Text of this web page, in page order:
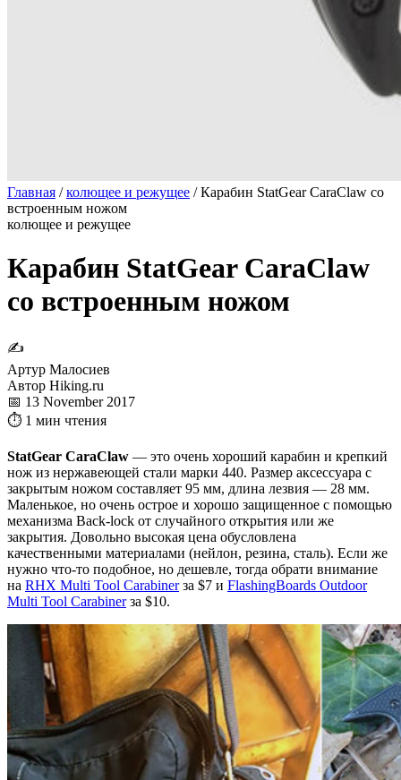
Главная / колющее и режущее / Карабин StatGear CaraClaw со
встроенным ножом
колющее и режущее
Карабин StatGear CaraClaw
со встроенным ножом
✍
Артур Малосиев
Автор Hiking.ru
📅 13 November 2017
⏱ 1 мин чтения
StatGear CaraClaw — это очень хороший карабин и крепкий
нож из нержавеющей стали марки 440. Размер аксессуара с
закрытым ножом составляет 95 мм, длина лезвия — 28 мм.
Маленькое, но очень острое и хорошо защищенное с помощью
механизма Back-lock от случайного открытия или же
закрытия. Довольно высокая цена обусловлена
качественными материалами (нейлон, резина, сталь). Если же
нужно что-то подобное, но дешевле, тогда обрати внимание
на RHX Multi Tool Carabinerза $7 и FlashingBoards Outdoor
Multi Tool Carabinerза $10.